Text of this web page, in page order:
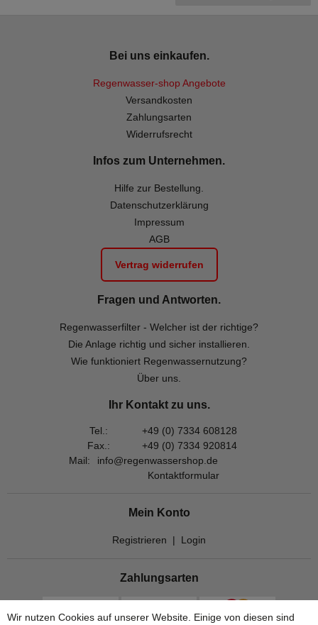
Bei uns einkaufen.
Regenwasser-shop Angebote
Versandkosten
Zahlungsarten
Widerrufsrecht
Infos zum Unternehmen.
Hilfe zur Bestellung.
Datenschutzerklärung
Impressum
AGB
Vertrag widerrufen
Fragen und Antworten.
Regenwasserfilter - Welcher ist der richtige?
Die Anlage richtig und sicher installieren.
Wie funktioniert Regenwassernutzung?
Über uns.
Ihr Kontakt zu uns.
Tel.:
+49 (0) 7334 608128
Fax.:
+49 (0) 7334 920814
Mail:
info@regenwassershop.de
Kontaktformular
Mein Konto
Registrieren | Login
Zahlungsarten
Wir nutzen Cookies auf unserer Website. Einige von diesen sind